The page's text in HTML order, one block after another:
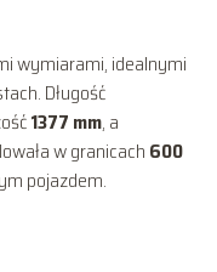
wymiarami, idealnymi
Długość
1377 mm, a
w granicach600
pojazdem.